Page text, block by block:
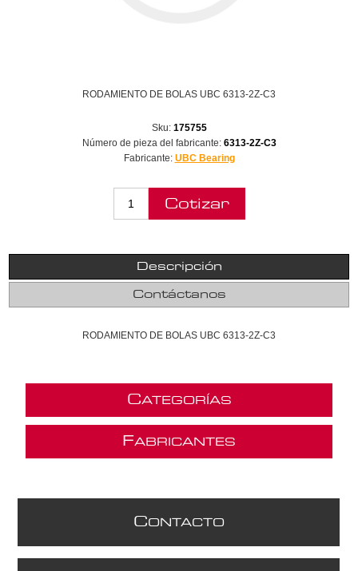
RODAMIENTO DE BOLAS UBC 6313-2Z-C3
Sku: 175755
Número de pieza del fabricante: 6313-2Z-C3
Fabricante: UBC Bearing
Descripción
Contáctanos
RODAMIENTO DE BOLAS UBC 6313-2Z-C3
CATEGORÍAS
FABRICANTES
CONTACTO